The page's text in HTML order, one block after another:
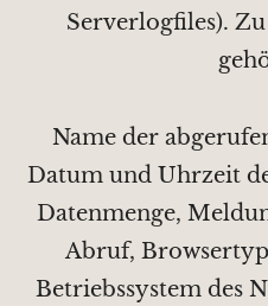
Serverlogfiles).
Name der
Datum und Uhrzeit
Datenmenge,
Abruf, Browsertyp
Betriebssystem des